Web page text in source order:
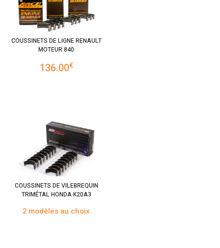
COUSSINETS DE LIGNE RENAULT
MOTEUR 840
136.00€
COUSSINETS DE VILEBREQUIN
TRIMÉTAL HONDA K20A3
2 modèles au choix